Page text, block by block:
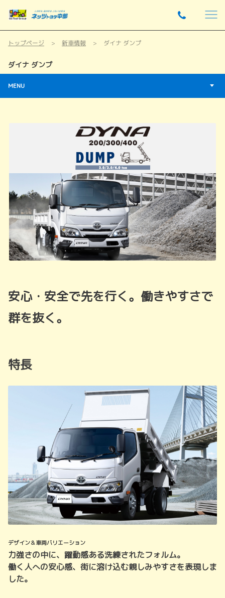
トップページ 新車情報 ダイナ ダンプ
ダイナ ダンプ
MENU
安心・安全で先を行く。働きやすさで
群を抜く。
特長
デザイン＆車両バリエーション
力強さの中に、躍動感ある洗練されたフォルム。
働く人への安心感、街に溶け込む親しみやすさを表現しま
した。